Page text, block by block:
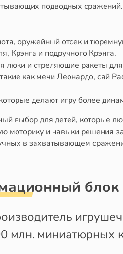
подводных сражений.
оружейный отсек и
Крэнга и подручного Крэнга.
люки и стреляющие ракеты
как мечи Леонардо, сай
делают игру более
выбор для детей, которые
моторику и навыки решения
в захватывающем
блок
млн. миниатюрных